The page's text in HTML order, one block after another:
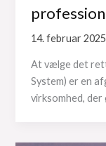
14. februar 2025
At vælge det
System) er en
virksomhed,